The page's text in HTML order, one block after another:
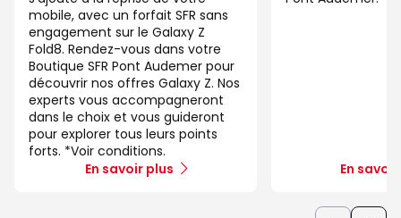
mobile, avec un forfait SFR sans
engagement sur le Galaxy Z
Fold8. Rendez-vous dans votre
Boutique SFR Pont Audemer pour
découvrir nos offres Galaxy Z. Nos
experts vous accompagneront
dans le choix et vous guideront
pour explorer tous leurs points
forts. *Voir conditions.
En savoir plus
En